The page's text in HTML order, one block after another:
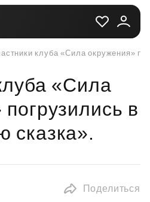
клуба «Сила окружения»
«Сила
в
сказка».
Поделиться